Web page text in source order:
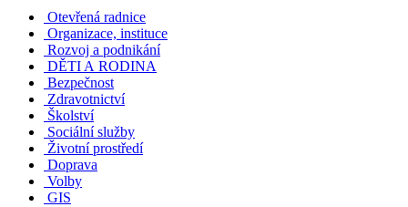
Otevřená radnice
Organizace, instituce
Rozvoj a podnikání
DĚTI A RODINA
Bezpečnost
Zdravotnictví
Školství
Sociální služby
Životní prostředí
Doprava
Volby
GIS